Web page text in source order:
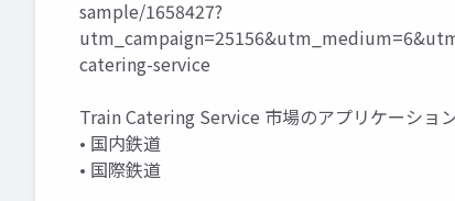
sample/1658427?
catering-service
Train Catering Service 市場のアプリケーショ
• 国内鉄道
• 国際鉄道